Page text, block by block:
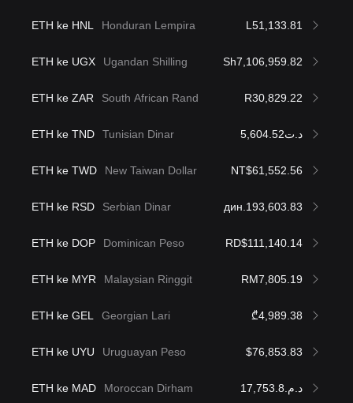
ETH ke HNL Honduran Lempira L51,133.81
ETH ke UGX Ugandan Shilling Sh7,106,959.82
ETH ke ZAR South African Rand R30,829.22
ETH ke TND Tunisian Dinar د.ت5,604.52
ETH ke TWD New Taiwan Dollar NT$61,552.56
ETH ke RSD Serbian Dinar дин.193,603.83
ETH ke DOP Dominican Peso RD$111,140.14
ETH ke MYR Malaysian Ringgit RM7,805.19
ETH ke GEL Georgian Lari ₾4,989.38
ETH ke UYU Uruguayan Peso $76,853.83
ETH ke MAD Moroccan Dirham د.م.17,753.8